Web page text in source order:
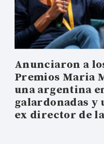
Anunciaron a
Premios Maria
una argentina
galardonadas
ex director de